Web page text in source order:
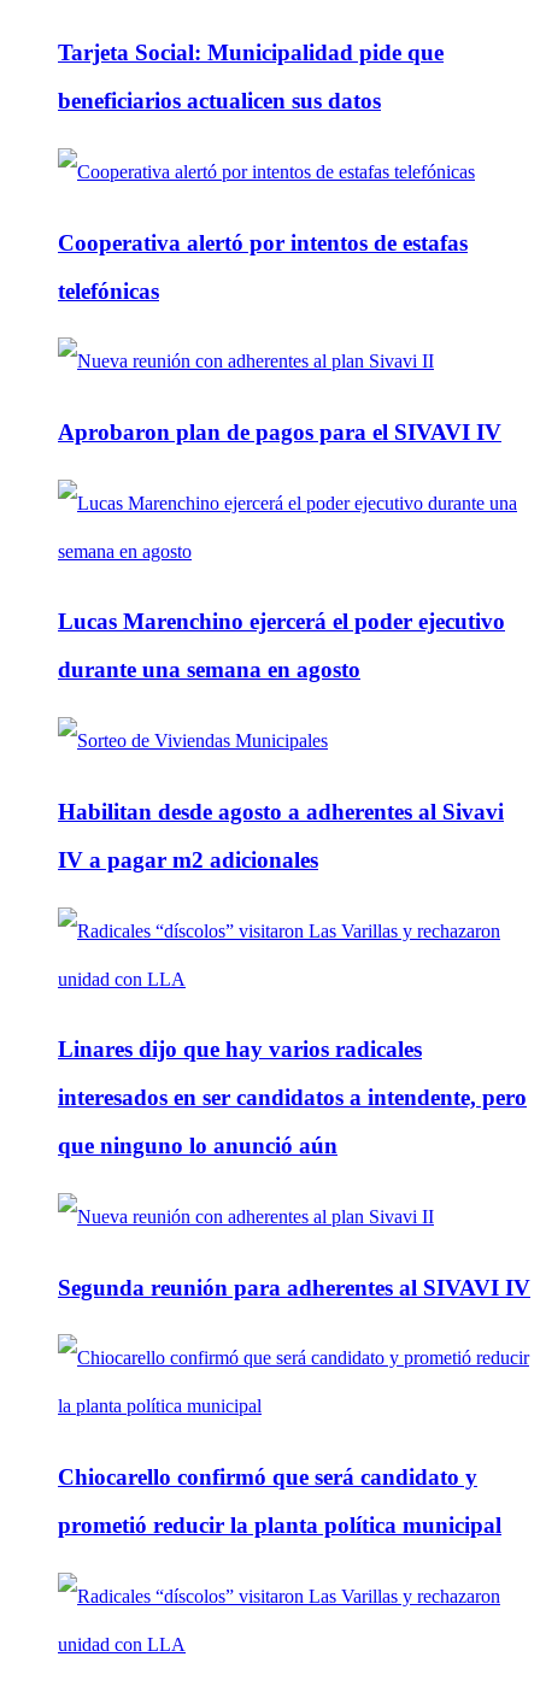
Tarjeta Social: Municipalidad pide que
beneficiarios actualicen sus datos
Cooperativa alertó por intentos de estafas
telefónicas
Aprobaron plan de pagos para el SIVAVI IV
Lucas Marenchino ejercerá el poder ejecutivo
durante una semana en agosto
Habilitan desde agosto a adherentes al Sivavi
IV a pagar m2 adicionales
Linares dijo que hay varios radicales
interesados en ser candidatos a intendente, pero
que ninguno lo anunció aún
Segunda reunión para adherentes al SIVAVI IV
Chiocarello confirmó que será candidato y
prometió reducir la planta política municipal